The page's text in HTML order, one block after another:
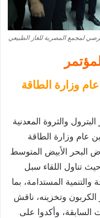
لمجمع المصرية للغاز الطبيعي
وزارة الطاقة
والثروة المعدنية
عام وزارة الطاقة
البحر الأبيض المتوسط
حيث تناول اللقاء سبل
المستدامة، بما
الكربون وتخزينه، ناقش
السابقة، وأكدوا على